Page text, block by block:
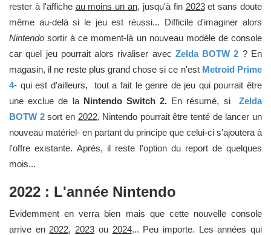
rester à l'affiche au moins un an, jusqu'à fin 2023et sans doute
même au-delà si le jeu est réussi... Difficile d'imaginer alors
Nintendo sortir à ce moment-là un nouveau modèle de console
car quel jeu pourrait alors rivaliser avec Zelda BOTW 2 ? En
magasin, il ne reste plus grand chose si ce n'est Metroid Prime
4- qui est d'ailleurs, tout a fait le genre de jeu qui pourrait être
une exclue de la Nintendo Switch 2. En résumé, siZelda
BOTW 2sort en 2022, Nintendo pourrait être tenté de lancer un
nouveau matériel- en partant du principe que celui-ci s'ajoutera à
l'offre existante. Après, il reste l'option du report de quelques
mois...
2022 : L'année Nintendo
Evidemment en verra bien mais que cette nouvelle console
arrive en 2022, 2023 ou 2024... Peu importe. Les années qui